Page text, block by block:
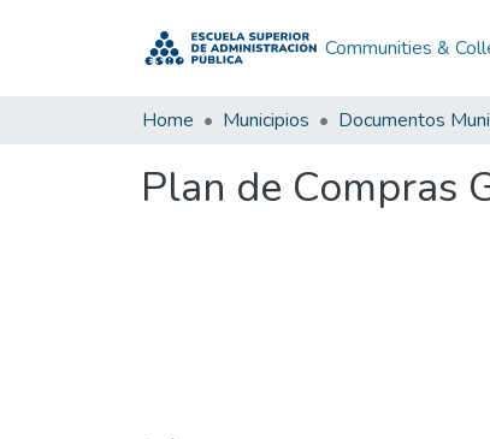
Communities &
Home Municipios Documentos
Plan de Compras